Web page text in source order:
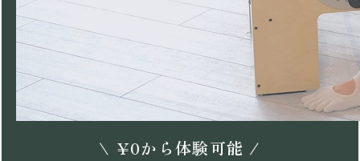
\ ¥0から体験可能 /